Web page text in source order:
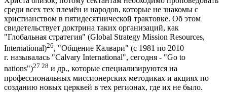
среди всех тех племён и народов, которые не знакомы с
христианством в пятидесятнической трактовке. Об этом
свидетельствует доктрина таких организаций, как
"Глобальная стратегия" (Global Strategy Mission Resources,
International)26, "Общение Калвари" (с 1981 по 2010
г. называлась "Calvary International", сегодня - "Go to
nations")27 28 и др., которые специализируются на
профессиональных миссионерских методиках и акциях по
созданию новых церквей в тех регионах, где их не было.